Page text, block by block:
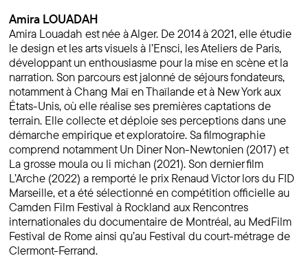
Amira LOUADAH
Amira Louadah est née à Alger. De 2014 à 2021, elle étudie
le design et les arts visuels à l’Ensci, les Ateliers de Paris,
développant un enthousiasme pour la mise en scène et la
narration. Son parcours est jalonné de séjours fondateurs,
notamment à Chang Maï en Thaïlande et à New York aux
États-Unis, où elle réalise ses premières captations de
terrain. Elle collecte et déploie ses perceptions dans une
démarche empirique et exploratoire. Sa filmographie
comprend notamment Un Diner Non-Newtonien (2017) et
La grosse moula ou li michan (2021). Son dernier film
L’Arche (2022) a remporté le prix Renaud Victor lors du FID
Marseille, et a été sélectionné en compétition officielle au
Camden Film Festival à Rockland aux Rencontres
internationales du documentaire de Montréal, au MedFilm
Festival de Rome ainsi qu’au Festival du court-métrage de
Clermont-Ferrand.